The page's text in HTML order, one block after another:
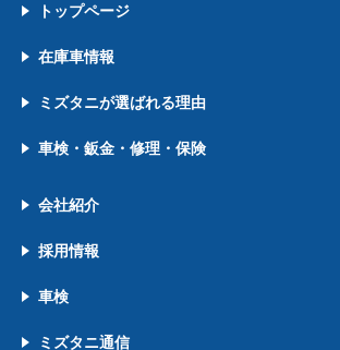
トップページ
在庫車情報
ミズタニが選ばれる理由
車検・鈑金・修理・保険
会社紹介
採用情報
車検
ミズタニ通信